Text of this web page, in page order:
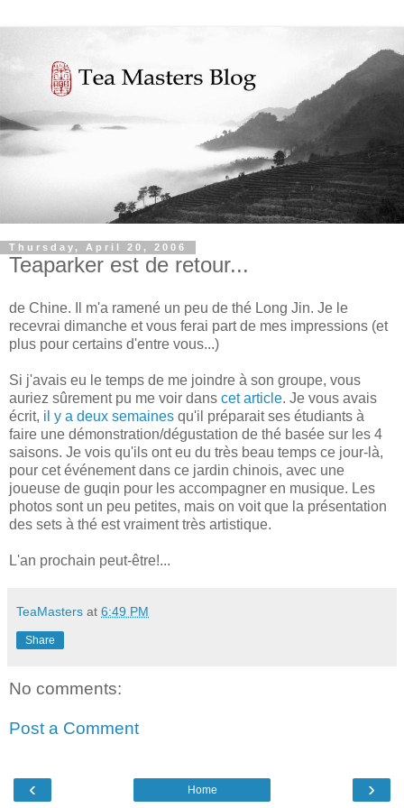
Thursday, April 20, 2006
Teaparker est de retour...
de Chine. Il m'a ramené un peu de thé Long Jin. Je le
recevrai dimanche et vous ferai part de mes impressions (et
plus pour certains d'entre vous...)
Si j'avais eu le temps de me joindre à son groupe, vous
auriez sûrement pu me voir dans cet article. Je vous avais
écrit, il y a deux semaines qu'il préparait ses étudiants à
faire une démonstration/dégustation de thé basée sur les 4
saisons. Je vois qu'ils ont eu du très beau temps ce jour-là,
pour cet événement dans ce jardin chinois, avec une
joueuse de guqin pour les accompagner en musique. Les
photos sont un peu petites, mais on voit que la présentation
des sets à thé est vraiment très artistique.
L'an prochain peut-être!...
TeaMasters at 6:49 PM
Share
No comments:
Post a Comment
‹ ›
Home